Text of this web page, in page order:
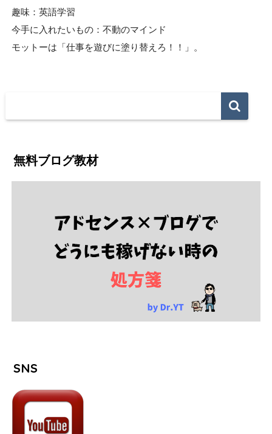
趣味：英語学習
今手に入れたいもの：不動のマインド
モットーは「仕事を遊びに塗り替えろ！！」。
無料ブログ教材
SNS